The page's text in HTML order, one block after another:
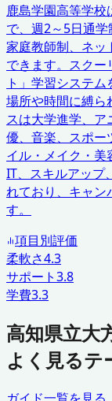
鹿島学園高等学
で、週2～5日通学
家庭教師制、ネッ
できます。スクー
ト」学習システ
場所や時間に縛ら
スは大学進学、
優、音楽、スポー
イル・メイク・美
IT、スキルアップ
れており、キャン
す。
項目別評価
柔軟さ4.3
サポート3.8
学費3.3
高知県立大
よく見るテ
ガイド一覧を見る